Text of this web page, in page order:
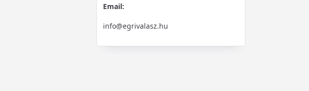
Email:
info@egrivalasz.hu